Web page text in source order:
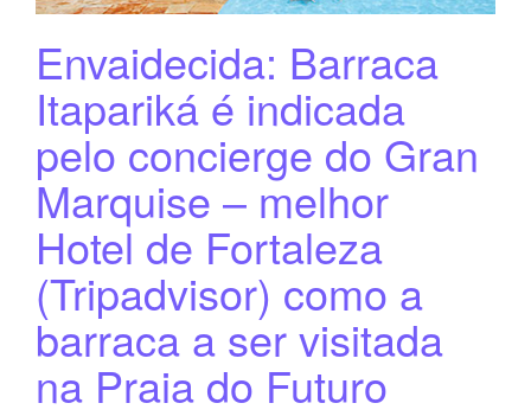
Envaidecida: Barraca
Itapariká é indicada
pelo concierge do Gran
Marquise – melhor
Hotel de Fortaleza
(Tripadvisor) como a
barraca a ser visitada
na Praia do Futuro